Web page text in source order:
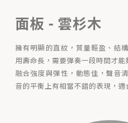
面板 - 雲杉木
擁有明顯的直紋，質量輕盈、結
用壽命長，需要彈奏一段時間才能
融合強度與彈性，動態佳，聲音
音的平衡上有相當不錯的表現，適